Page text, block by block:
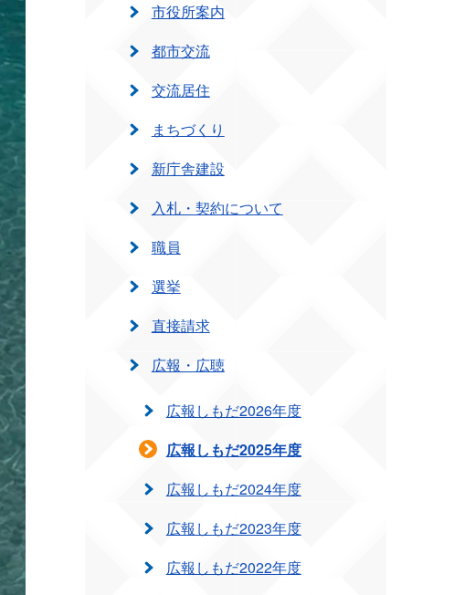
市役所案内
都市交流
交流居住
まちづくり
新庁舎建設
入札・契約について
職員
選挙
直接請求
広報・広聴
広報しもだ2026年度
広報しもだ2025年度
広報しもだ2024年度
広報しもだ2023年度
広報しもだ2022年度